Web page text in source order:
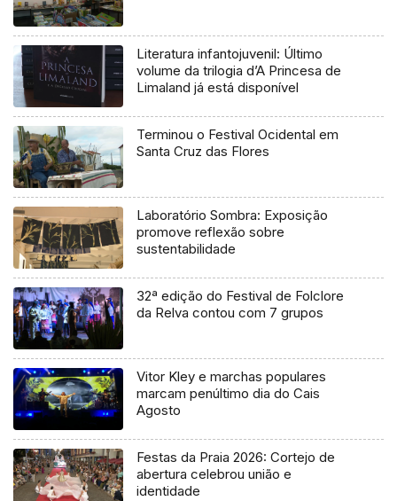
Literatura infantojuvenil: Último
volume da trilogia d’A Princesa de
Limaland já está disponível
Terminou o Festival Ocidental em
Santa Cruz das Flores
Laboratório Sombra: Exposição
promove reflexão sobre
sustentabilidade
32ª edição do Festival de Folclore
da Relva contou com 7 grupos
Vitor Kley e marchas populares
marcam penúltimo dia do Cais
Agosto
Festas da Praia 2026: Cortejo de
abertura celebrou união e
identidade